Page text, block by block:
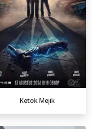
Ketok Mejik